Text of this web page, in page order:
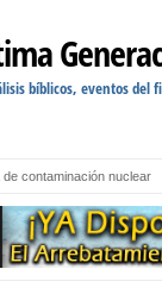
bíblicos, eventos del
contaminación nuclear